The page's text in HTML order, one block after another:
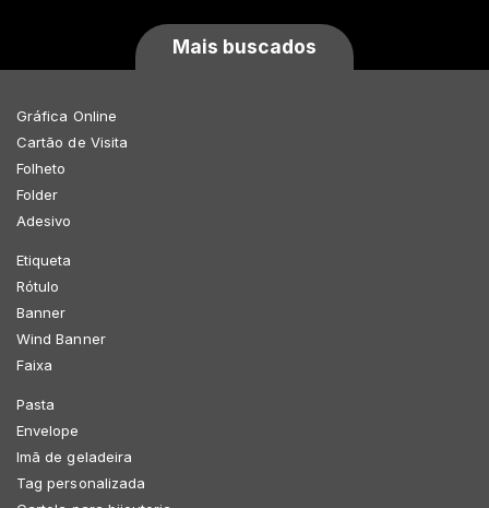
Mais buscados
Gráfica Online
Cartão de Visita
Folheto
Folder
Adesivo
Etiqueta
Rótulo
Banner
Wind Banner
Faixa
Pasta
Envelope
Imã de geladeira
Tag personalizada